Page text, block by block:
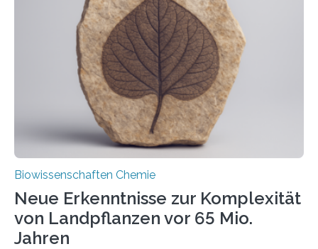
unbekannten Qualitätskontrollmechanismus des
peroxisomalen Proteintransports in der Bäckerhefe
Saccharomyces cerevisiae entdeckt, der für die
Funktionsfähigkeit der Organellen entscheidend ist. Die
Studie wurde am 28. Oktober 2025 in der
Fachzeitschrift…
Biowissenschaften Chemie
Neue Erkenntnisse zur Komplexität
von Landpflanzen vor 65 Mio.
Jahren